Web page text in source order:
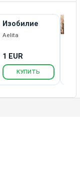
Изобилие
Aelita
1 EUR
КУПИТЬ